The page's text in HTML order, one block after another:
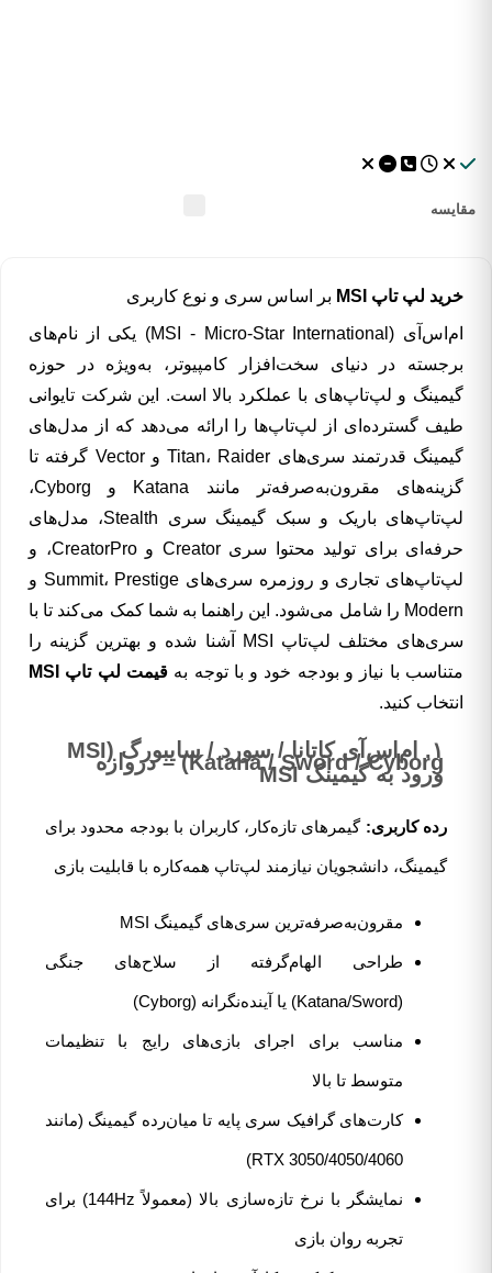
مقایسه
خرید لپ تاپ MSI
بر اساس سری و نوع کاربری
ام‌اس‌آی (MSI - Micro-Star International) یکی از نام‌های
برجسته در دنیای سخت‌افزار کامپیوتر، به‌ویژه در حوزه
گیمینگ و لپ‌تاپ‌های با عملکرد بالا است. این شرکت تایوانی
طیف گسترده‌ای از لپ‌تاپ‌ها را ارائه می‌دهد که از مدل‌های
گیمینگ قدرتمند سری‌های Titan، Raider و Vector گرفته تا
گزینه‌های مقرون‌به‌صرفه‌تر مانند Katana و Cyborg،
لپ‌تاپ‌های باریک و سبک گیمینگ سری Stealth، مدل‌های
حرفه‌ای برای تولید محتوا سری Creator و CreatorPro، و
لپ‌تاپ‌های تجاری و روزمره سری‌های Summit، Prestige و
Modern را شامل می‌شود. این راهنما به شما کمک می‌کند تا با
سری‌های مختلف لپ‌تاپ MSI آشنا شده و بهترین گزینه را
متناسب با نیاز و بودجه خود و با توجه بهقیمت لپ تاپ MSI
انتخاب کنید.
۱. ام‌اس‌آی کاتانا / سورد / سایبورگ (MSIKatana / Sword / Cyborg) – دروازه ورود به گیمینگ MSI
رده کاربری:گیمرهای تازه‌کار، کاربران با بودجه محدود برای
گیمینگ، دانشجویان نیازمند لپ‌تاپ همه‌کاره با قابلیت بازی
مقرون‌به‌صرفه‌ترین سری‌های گیمینگ MSI
طراحی الهام‌گرفته از سلاح‌های جنگی
مناسب برای اجرای بازی‌های رایج با تنظیمات
متوسط تا بالا
کارت‌های گرافیک سری پایه تا میان‌رده گیمینگ (مانند
RTX 3050/4050/4060)
نمایشگر با نرخ تازه‌سازی بالا (معمولاً 144Hz) برای
تجربه روان بازی